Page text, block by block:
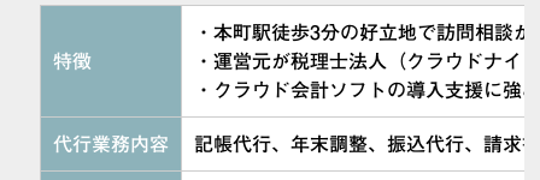
特徴
・本町駅徒歩3分の好立地で訪問相談が
・運営元が税理士法人（クラウドナイ
・クラウド会計ソフトの導入支援に強み
代行業務内容 記帳代行、年末調整、振込代行、請求